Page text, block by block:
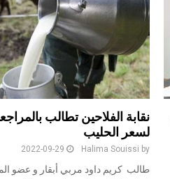
نقابة الفلاحين تطالب
لسعر الحليب
by
Halima Souissi
2022-09-29
طالب كريم داود مربي أبقار و عضو